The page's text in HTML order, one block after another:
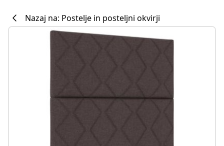
Nazaj na: Postelje in posteljni okvirji